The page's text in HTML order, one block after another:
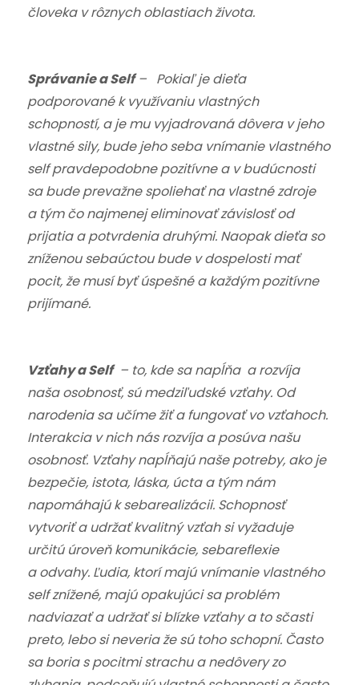
človeka v rôznych oblastiach života.
Správanie a Self– Pokiaľ je dieťa
podporované k využívaniu vlastných
schopností, a je mu vyjadrovaná dôvera v jeho
vlastné sily, bude jeho seba vnímanie vlastného
self pravdepodobne pozitívne a v budúcnosti
sa bude prevažne spoliehať na vlastné zdroje
a tým čo najmenej eliminovať závislosť od
prijatia a potvrdenia druhými. Naopak dieťa so
zníženou sebaúctou bude v dospelosti mať
pocit, že musí byť úspešné a každým pozitívne
prijímané.
Vzťahy a Self– to, kde sa napĺňa a rozvíja
naša osobnosť, sú medziľudské vzťahy. Od
narodenia sa učíme žiť a fungovať vo vzťahoch.
Interakcia v nich nás rozvíja a posúva našu
osobnosť. Vzťahy napĺňajú naše potreby, ako je
bezpečie, istota, láska, úcta a tým nám
napomáhajú k sebarealizácii. Schopnosť
vytvoriť a udržať kvalitný vzťah si vyžaduje
určitú úroveň komunikácie, sebareflexie
a odvahy. Ľudia, ktorí majú vnímanie vlastného
self znížené, majú opakujúci sa problém
nadviazať a udržať si blízke vzťahy a to sčasti
preto, lebo si neveria že sú toho schopní. Často
sa boria s pocitmi strachu a nedôvery zo